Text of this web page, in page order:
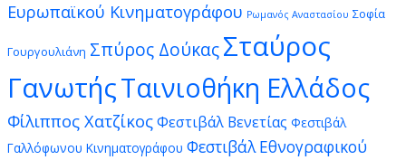
Ευρωπαϊκού Κινηματογράφου Ρωμανός Αναστασίου Σοφία
Γουργουλιάνη Σπύρος ΔούκαςΣταύρος
ΓανωτήςΤαινιοθήκη Ελλάδος
Φίλιππος ΧατζίκοςΦεστιβάλ Βενετίας Φεστιβάλ
Γαλλόφωνου Κινηματογράφου Φεστιβάλ Εθνογραφικού